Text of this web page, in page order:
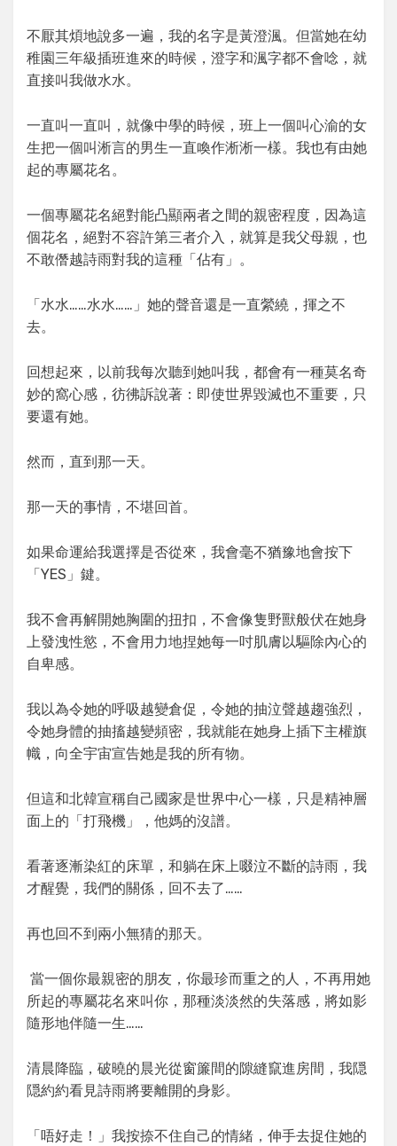
不厭其煩地說多一遍，我的名字是黃澄渢。但當她在幼
稚園三年級插班進來的時候，澄字和渢字都不會唸，就
直接叫我做水水。
一直叫一直叫，就像中學的時候，班上一個叫心渝的女
生把一個叫淅言的男生一直喚作淅淅一樣。我也有由她
起的專屬花名。
一個專屬花名絕對能凸顯兩者之間的親密程度，因為這
個花名，絕對不容許第三者介入，就算是我父母親，也
不敢僭越詩雨對我的這種「佔有」。
「水水……水水……」她的聲音還是一直縈繞，揮之不
去。
回想起來，以前我每次聽到她叫我，都會有一種莫名奇
妙的窩心感，彷彿訴說著：即使世界毀滅也不重要，只
要還有她。
然而，直到那一天。
那一天的事情，不堪回首。
如果命運給我選擇是否從來，我會毫不猶豫地會按下
「YES」鍵。
我不會再解開她胸圍的扭扣，不會像隻野獸般伏在她身
上發洩性慾，不會用力地捏她每一吋肌膚以驅除內心的
自卑感。
我以為令她的呼吸越變倉促，令她的抽泣聲越趨強烈，
令她身體的抽搐越變頻密，我就能在她身上插下主權旗
幟，向全宇宙宣告她是我的所有物。
但這和北韓宣稱自己國家是世界中心一樣，只是精神層
面上的「打飛機」，他媽的沒譜。
看著逐漸染紅的床單，和躺在床上啜泣不斷的詩雨，我
才醒覺，我們的關係，回不去了……
再也回不到兩小無猜的那天。
當一個你最親密的朋友，你最珍而重之的人，不再用她
所起的專屬花名來叫你，那種淡淡然的失落感，將如影
隨形地伴隨一生……
清晨降臨，破曉的晨光從窗簾間的隙縫竄進房間，我隠
隠約約看見詩雨將要離開的身影。
「唔好走！」我按捺不住自己的情緒，伸手去捉住她的